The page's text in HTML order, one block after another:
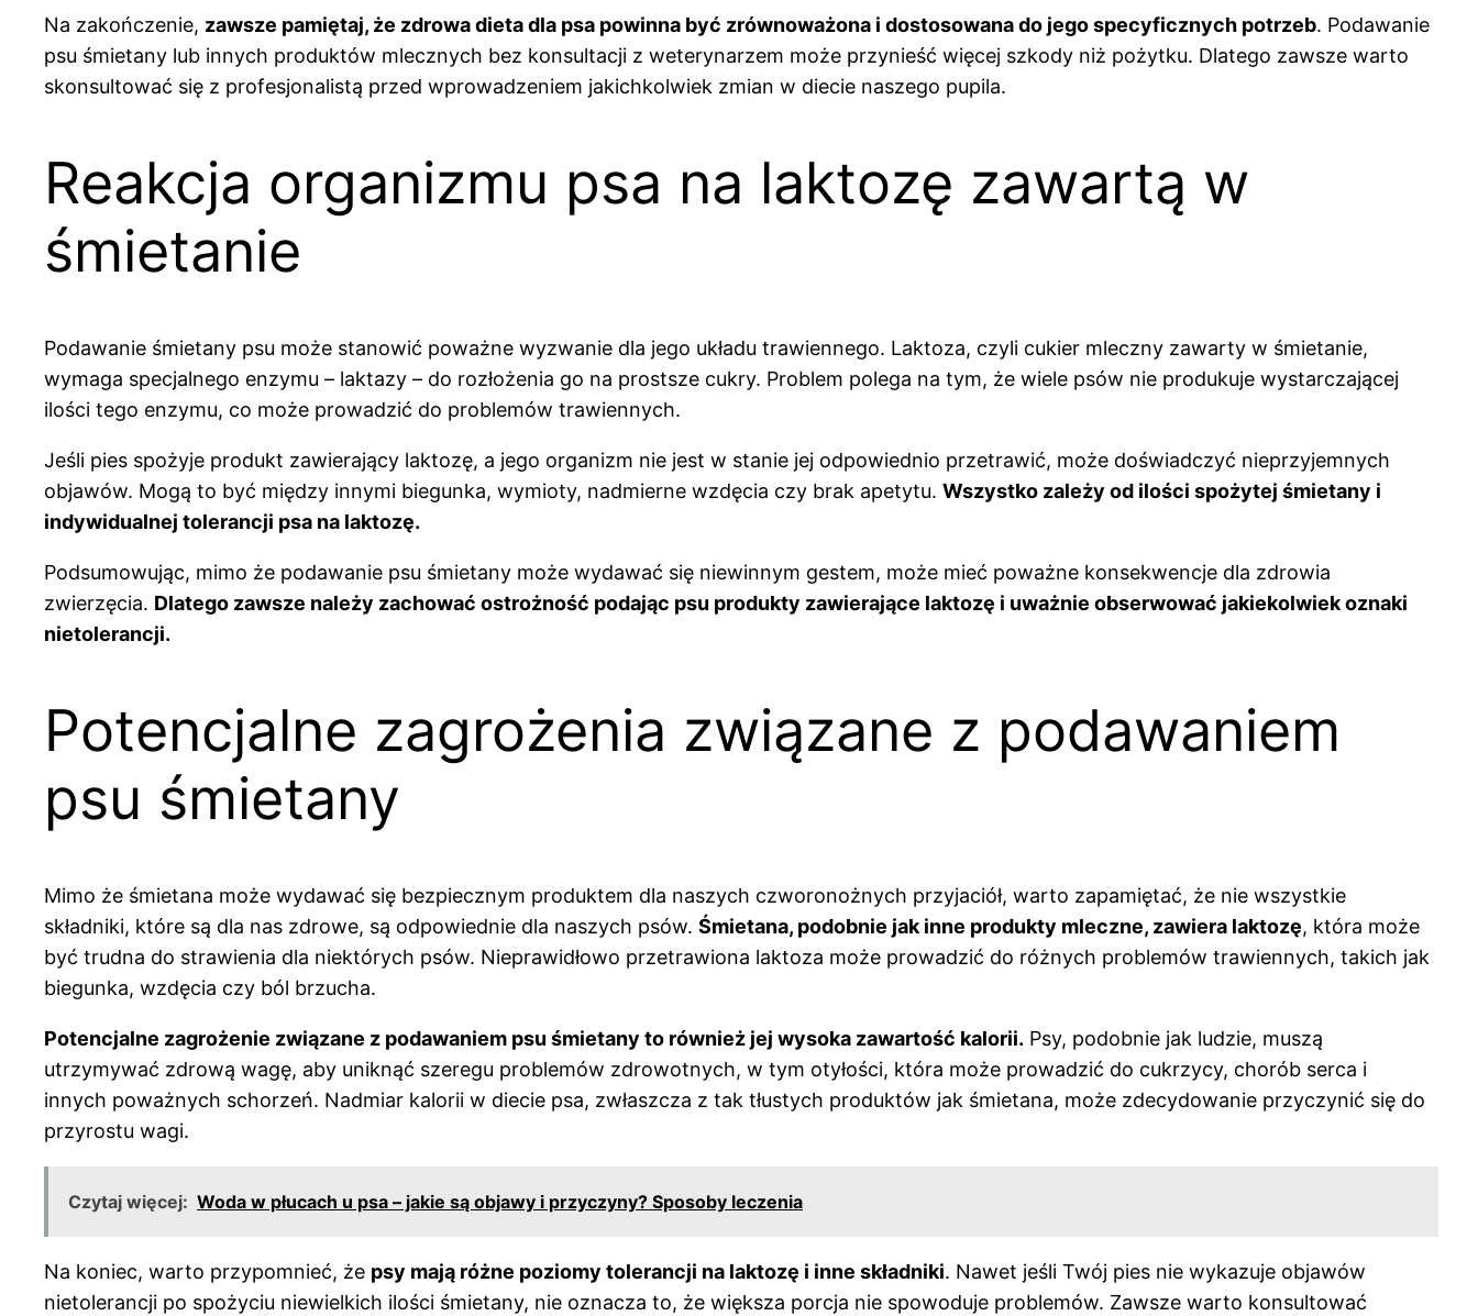
Na zakończenie, zawsze pamiętaj, że zdrowa dieta dla psa powinna być zrównoważona i dostosowana do jego specyficznych potrzeb. Podawanie
psu śmietany lub innych produktów mlecznych bez konsultacji z weterynarzem może przynieść więcej szkody niż pożytku. Dlatego zawsze warto
skonsultować się z profesjonalistą przed wprowadzeniem jakichkolwiek zmian w diecie naszego pupila.
Reakcja organizmu psa na laktozę zawartą w
śmietanie
Podawanie śmietany psu może stanowić poważne wyzwanie dla jego układu trawiennego. Laktoza, czyli cukier mleczny zawarty w śmietanie,
wymaga specjalnego enzymu – laktazy – do rozłożenia go na prostsze cukry. Problem polega na tym, że wiele psów nie produkuje wystarczającej
ilości tego enzymu, co może prowadzić do problemów trawiennych.
Jeśli pies spożyje produkt zawierający laktozę, a jego organizm nie jest w stanie jej odpowiednio przetrawić, może doświadczyć nieprzyjemnych
objawów. Mogą to być między innymi biegunka, wymioty, nadmierne wzdęcia czy brak apetytu. Wszystko zależy od ilości spożytej śmietany i
indywidualnej tolerancji psa na laktozę.
Podsumowując, mimo że podawanie psu śmietany może wydawać się niewinnym gestem, może mieć poważne konsekwencje dla zdrowia
zwierzęcia. Dlatego zawsze należy zachować ostrożność podając psu produkty zawierające laktozę i uważnie obserwować jakiekolwiek oznaki
nietolerancji.
Potencjalne zagrożenia związane z podawaniem
psu śmietany
Mimo że śmietana może wydawać się bezpiecznym produktem dla naszych czworonożnych przyjaciół, warto zapamiętać, że nie wszystkie
składniki, które są dla nas zdrowe, są odpowiednie dla naszych psów. Śmietana, podobnie jak inne produkty mleczne, zawiera laktozę, która może
być trudna do strawienia dla niektórych psów. Nieprawidłowo przetrawiona laktoza może prowadzić do różnych problemów trawiennych, takich jak
biegunka, wzdęcia czy ból brzucha.
Potencjalne zagrożenie związane z podawaniem psu śmietany to również jej wysoka zawartość kalorii. Psy, podobnie jak ludzie, muszą
utrzymywać zdrową wagę, aby uniknąć szeregu problemów zdrowotnych, w tym otyłości, która może prowadzić do cukrzycy, chorób serca i
innych poważnych schorzeń. Nadmiar kalorii w diecie psa, zwłaszcza z tak tłustych produktów jak śmietana, może zdecydowanie przyczynić się do
przyrostu wagi.
Czytaj więcej: Woda w płucach u psa – jakie są objawy i przyczyny? Sposoby leczenia
Na koniec, warto przypomnieć, że psy mają różne poziomy tolerancji na laktozę i inne składniki. Nawet jeśli Twój pies nie wykazuje objawów
nietolerancji po spożyciu niewielkich ilości śmietany, nie oznacza to, że większa porcja nie spowoduje problemów. Zawsze warto konsultować